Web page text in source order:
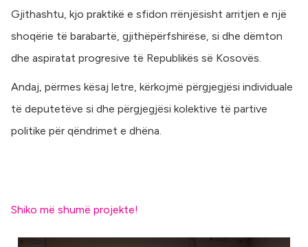
Gjithashtu, kjo praktikë e sfidon rrënjësisht arritjen e një
shoqërie të barabartë, gjithëpërfshirëse, si dhe dëmton
dhe aspiratat progresive të Republikës së Kosovës.
Andaj, përmes kësaj letre, kërkojmë përgjegjësi individuale
të deputetëve si dhe përgjegjësi kolektive të partive
politike për qëndrimet e dhëna.
Shiko më shumë projekte!